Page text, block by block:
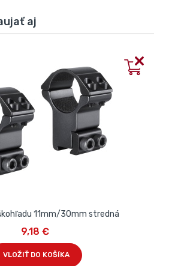
aj
11mm/30mm stredná
9,18 €
VLOŽIŤ DO KOŠÍKA